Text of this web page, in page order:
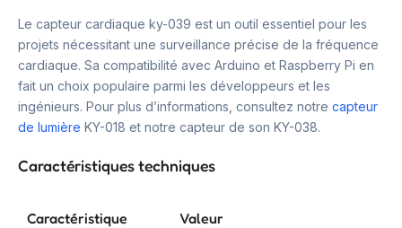
Le capteur cardiaque ky-039 est un outil essentiel pour les
projets nécessitant une surveillance précise de la fréquence
cardiaque. Sa compatibilité avec Arduino et Raspberry Pi en
fait un choix populaire parmi les développeurs et les
ingénieurs. Pour plus d’informations, consultez notre capteur
de lumière KY-018 et notre capteur de son KY-038.
Caractéristiques techniques
Caractéristique Valeur